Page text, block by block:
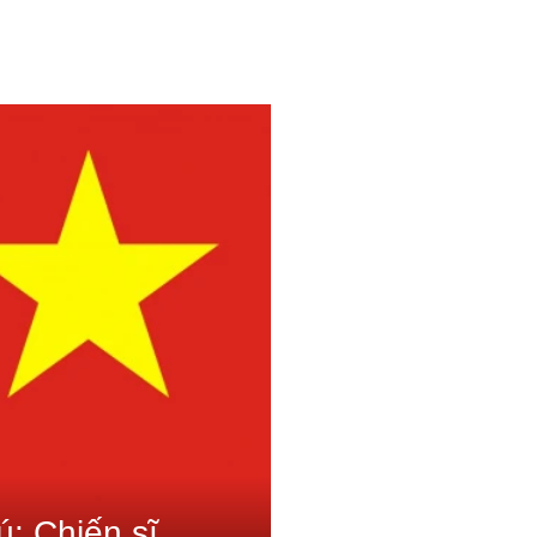
tụ Nguyễn Ái Quốc cử sang Liên Xô
chí nhận chỉ thị của Quốc tế Cộng
bắt đầu hành trình về nước hoạt động.
Kông và gặp được Lãnh tụ Nguyễn Ái
Ban Chấp ủy lâm thời (Ban Chấp hành
ủy lâm thời (7/1930) và được giao
ương Đảng họp ở Hương Cảng (Trung
Ban Chấp hành Trung ương chính thức,